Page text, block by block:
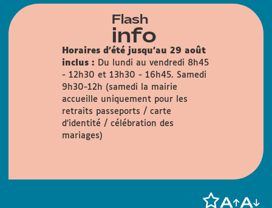
Flash
info
Horaires d'été jusqu'au 29 août
inclus :
Du lundi au vendredi 8h45
- 12h30 et 13h30 - 16h45. Samedi
9h30-12h (samedi la mairie
accueille uniquement pour les
retraits passeports / carte
d’identité / célébration des
mariages)